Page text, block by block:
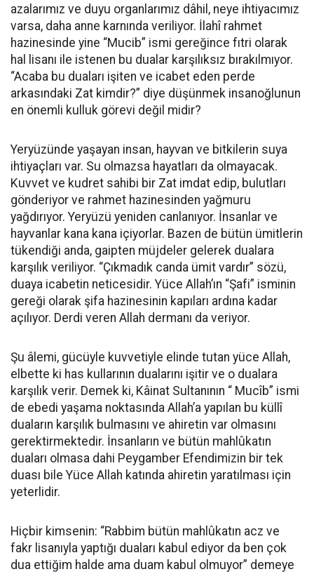
azalarımız ve duyu organlarımız dâhil, neye ihtiyacımız
varsa, daha anne karnında veriliyor. İlahî rahmet
hazinesinde yine “Mucib” ismi gereğince fıtri olarak
hal lisanı ile istenen bu dualar karşılıksız bırakılmıyor.
“Acaba bu duaları işiten ve icabet eden perde
arkasındaki Zat kimdir?” diye düşünmek insanoğlunun
en önemli kulluk görevi değil midir?
Yeryüzünde yaşayan insan, hayvan ve bitkilerin suya
ihtiyaçları var. Su olmazsa hayatları da olmayacak.
Kuvvet ve kudret sahibi bir Zat imdat edip, bulutları
gönderiyor ve rahmet hazinesinden yağmuru
yağdırıyor. Yeryüzü yeniden canlanıyor. İnsanlar ve
hayvanlar kana kana içiyorlar. Bazen de bütün ümitlerin
tükendiği anda, gaipten müjdeler gelerek dualara
karşılık veriliyor. “Çıkmadık canda ümit vardır” sözü,
duaya icabetin neticesidir. Yüce Allah’ın “Şafi” isminin
gereği olarak şifa hazinesinin kapıları ardına kadar
açılıyor. Derdi veren Allah dermanı da veriyor.
Şu âlemi, gücüyle kuvvetiyle elinde tutan yüce Allah,
elbette ki has kullarının dualarını işitir ve o dualara
karşılık verir. Demek ki, Kâinat Sultanının “ Mucîb” ismi
de ebedi yaşama noktasında Allah’a yapılan bu küllî
duaların karşılık bulmasını ve ahiretin var olmasını
gerektirmektedir. İnsanların ve bütün mahlûkatın
duaları olmasa dahi Peygamber Efendimizin bir tek
duası bile Yüce Allah katında ahiretin yaratılması için
yeterlidir.
Hiçbir kimsenin: “Rabbim bütün mahlûkatın acz ve
fakr lisanıyla yaptığı duaları kabul ediyor da ben çok
dua ettiğim halde ama duam kabul olmuyor” demeye